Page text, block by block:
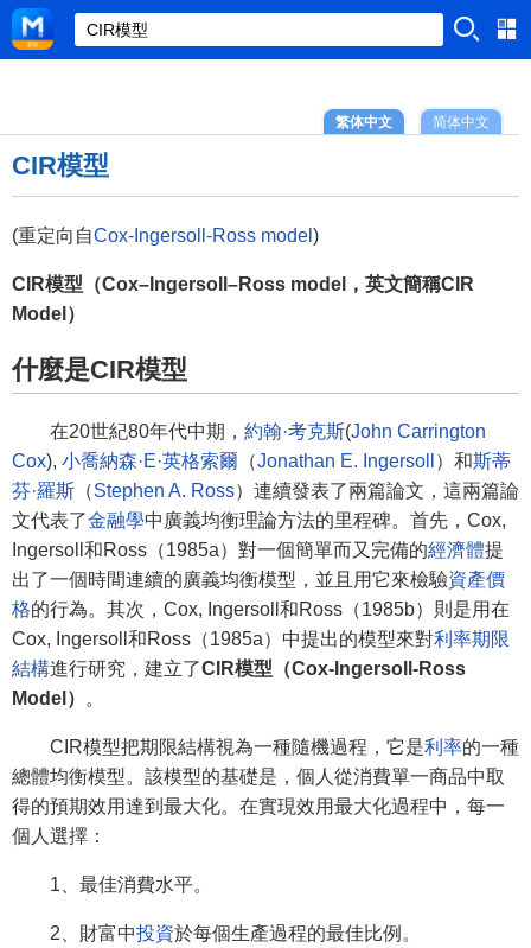
简体中文
繁体中文
CIR模型
(重定向自Cox-Ingersoll-Ross model )
CIR模型（Cox–Ingersoll–Ross model，英文簡稱CIR
Model）
什麼是CIR模型
在20世紀80年代中期， 約翰·考克斯(John Carrington
Cox), 小喬納森·E·英格索爾 （Jonathan E. Ingersoll ）和斯蒂
芬·羅斯 （Stephen A. Ross）連續發表了兩篇論文，這兩篇論
文代表了金融學中廣義均衡理論方法的里程碑。首先，Cox,
Ingersoll和Ross（1985a）對一個簡單而又完備的經濟體提
出了一個時間連續的廣義均衡模型，並且用它來檢驗資產價
格的行為。其次，Cox, Ingersoll和Ross（1985b）則是用在
Cox, Ingersoll和Ross（1985a）中提出的模型來對利率期限
結構進行研究，建立了CIR模型（Cox-Ingersoll-Ross
Model）
。
CIR模型把期限結構視為一種隨機過程，它是利率的一種
總體均衡模型。該模型的基礎是，個人從消費單一商品中取
得的預期效用達到最大化。在實現效用最大化過程中，每一
個人選擇：
1、最佳消費水平。
2、財富中投資於每個生產過程的最佳比例。